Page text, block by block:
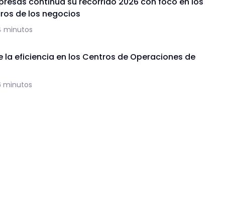
de los negocios
minutos
la eficiencia en los Centros de Operaciones de
minutos